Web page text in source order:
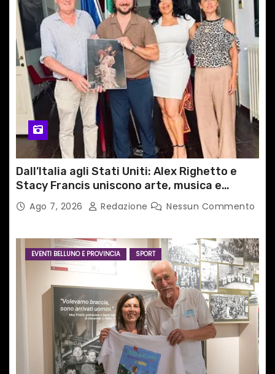
Dall’Italia agli Stati Uniti: Alex Righetto e
Stacy Francis uniscono arte, musica e
tecnologia in un nuovo progetto
internazionale”
Ago 7, 2026 Redazione Nessun Commento
EVENTI BELLUNO E PROVINCIA SPORT